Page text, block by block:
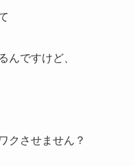
んですけど、
クさせません？